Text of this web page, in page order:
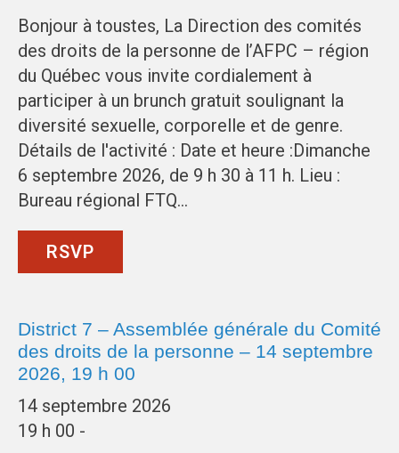
Bonjour à toustes, La Direction des comités
des droits de la personne de l’AFPC – région
du Québec vous invite cordialement à
participer à un brunch gratuit soulignant la
diversité sexuelle, corporelle et de genre.
Détails de l'activité : Date et heure :Dimanche
6 septembre 2026, de 9 h 30 à 11 h. Lieu :
Bureau régional FTQ…
RSVP
District 7 – Assemblée générale du Comité
des droits de la personne – 14 septembre
2026, 19 h 00
14 septembre 2026
19 h 00 -